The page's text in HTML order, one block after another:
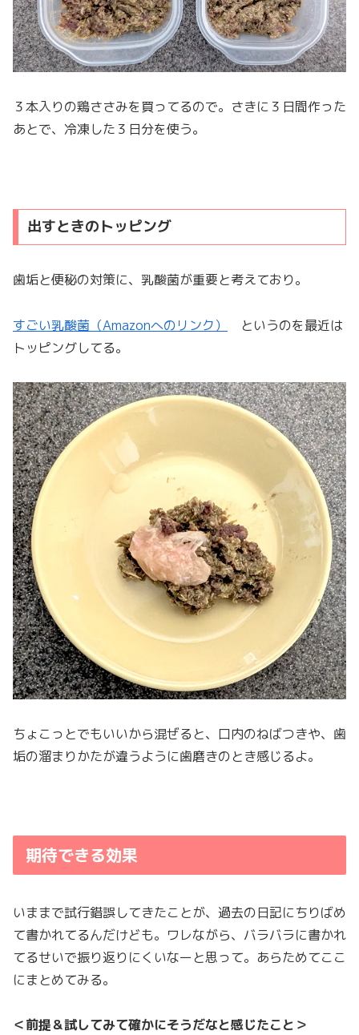
３本入りの鶏ささみを買ってるので。さきに３日間作った
あとで、冷凍した３日分を使う。
出すときのトッピング
歯垢と便秘の対策に、乳酸菌が重要と考えており。
すごい乳酸菌（Amazonへのリンク）
というのを最近は
トッピングしてる。
ちょこっとでもいいから混ぜると、口内のねばつきや、歯
垢の溜まりかたが違うように歯磨きのとき感じるよ。
期待できる効果
いままで試行錯誤してきたことが、過去の日記にちりばめ
て書かれてるんだけども。ワレながら、バラバラに書かれ
てるせいで振り返りにくいなーと思って。あらためてここ
にまとめてみる。
＜前提＆試してみて確かにそうだなと感じたこと＞